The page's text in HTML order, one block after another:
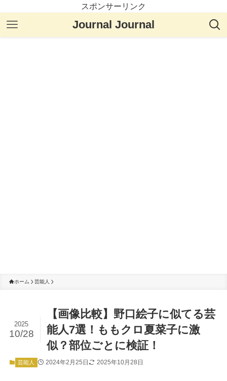
スポンサーリンク
Journal Journal
ホーム 芸能人
【画像比較】野口絵子に似てる芸
能人7選！ももクロ夏菜子に激
似？部位ごとに検証！
2025
10/28
芸能人 2024年2月25日 2025年10月28日